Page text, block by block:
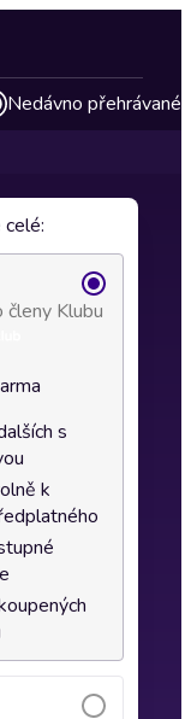
Nedávno přehrávané
členy Klubu
s
k